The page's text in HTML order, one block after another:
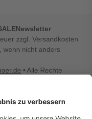
Newsletter
zzgl. Versandkosten
wenn nicht anders
• Alle Rechte
für Ihr Office
Druckerzubehör